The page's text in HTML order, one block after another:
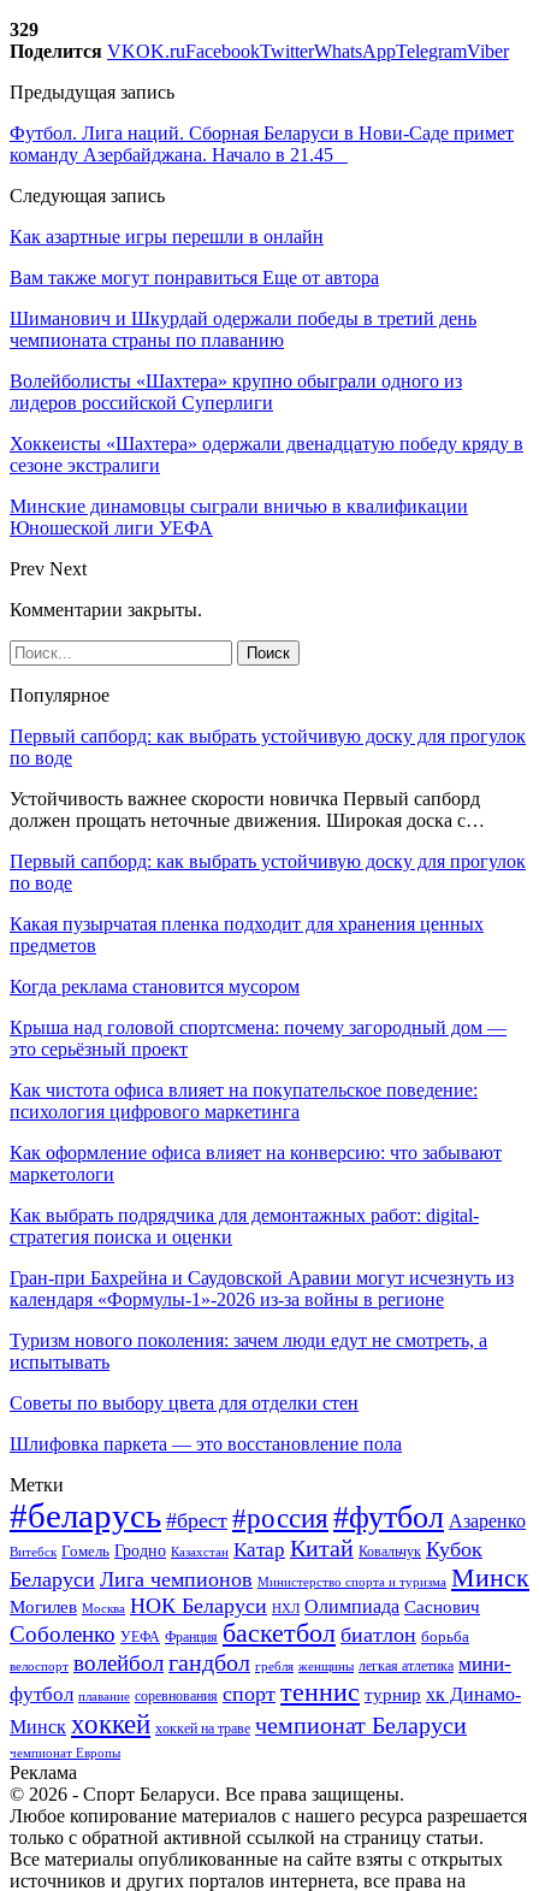
329
Поделится VKOK.ruFacebookTwitterWhatsAppTelegramViber
Предыдущая запись
Футбол. Лига наций. Сборная Беларуси в Нови-Саде примет
команду Азербайджана. Начало в 21.45
Следующая запись
Как азартные игры перешли в онлайн
Вам также могут понравиться Еще от автора
Шиманович и Шкурдай одержали победы в третий день
чемпионата страны по плаванию
Волейболисты «Шахтера» крупно обыграли одного из
лидеров российской Суперлиги
Хоккеисты «Шахтера» одержали двенадцатую победу кряду в
сезоне экстралиги
Минские динамовцы сыграли вничью в квалификации
Юношеской лиги УЕФА
Prev Next
Комментарии закрыты.
Популярное
Первый сапборд: как выбрать устойчивую доску для прогулок
по воде
Устойчивость важнее скорости новичка Первый сапборд
должен прощать неточные движения. Широкая доска с…
Первый сапборд: как выбрать устойчивую доску для прогулок
по воде
Какая пузырчатая пленка подходит для хранения ценных
предметов
Когда реклама становится мусором
Крыша над головой спортсмена: почему загородный дом —
это серьёзный проект
Как чистота офиса влияет на покупательское поведение:
психология цифрового маркетинга
Как оформление офиса влияет на конверсию: что забывают
маркетологи
Как выбрать подрядчика для демонтажных работ: digital-
стратегия поиска и оценки
Гран-при Бахрейна и Саудовской Аравии могут исчезнуть из
календаря «Формулы-1»-2026 из-за войны в регионе
Туризм нового поколения: зачем люди едут не смотреть, а
испытывать
Советы по выбору цвета для отделки стен
Шлифовка паркета — это восстановление пола
Метки
#беларусь #брест #россия#футбол Азаренко
Витебск Гомель Гродно Казахстан Катар Китай Ковальчук Кубок
Беларуси Лига чемпионов Министерство спорта и туризма Минск
Могилев Москва НОК Беларуси НХЛ Олимпиада Саснович
Соболенко УЕФА Франция баскетбол биатлон борьба
велоспорт волейболгандбол гребля женщины легкая атлетика мини-
футбол плавание соревнования спорт теннис турнир хк Динамо-
Минск хоккей хоккей на траве чемпионат Беларуси
чемпионат Европы
Реклама
© 2026 - Спорт Беларуси. Все права защищены.
Любое копирование материалов с нашего ресурса разрешается
только с обратной активной ссылкой на страницу статьи.
Все материалы опубликованные на сайте взяты с открытых
источников и других порталов интернета, все права на